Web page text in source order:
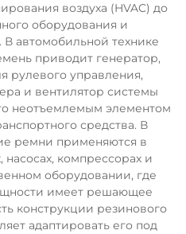
воздуха (HVAC) до
оборудования и
автомобильной технике
приводит генератор,
рулевого управления,
и вентилятор системы
неотъемлемым элементом
средства. В
ремни применяются в
компрессорах и
оборудовании, где
имеет решающее
конструкции резинового
адаптировать его под